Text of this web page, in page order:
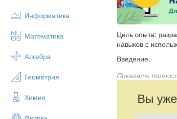
Информатика
Математика
Алгебра
Геометрия
Химия
Цель опыта:
навыков с
Введение.
Требования к
Заключение.
Приложение.
Показать
Вы уже